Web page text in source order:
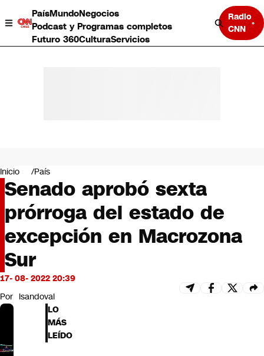
PaísMundoNegocios
Podcast y Programas completos
Futuro 360CulturaServicios
Radio
CNN
Negocios
Deportes
Programas completos
Cultura
Servicios
Bits
CNN Data
CNN tiempo
Futuro 360
Inicio País
Senado aprobó sexta
prórroga del estado de
excepción en Macrozona
Sur
17- 08- 2022 20:39
Por lsandoval
LO
MÁS
LEÍDO